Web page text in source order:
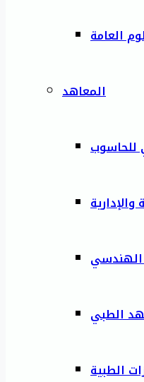
العامة
المعاهد
للحاسوب
الهندسي
الطبي
الطبية